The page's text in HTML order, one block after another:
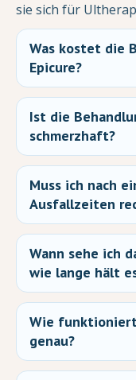
sie sich für
Was kostet die
Epicure?
Ist die
schmerzhaft?
Muss ich nach
Ausfallzeiten
Wann sehe ich
wie lange hält
Wie
genau?